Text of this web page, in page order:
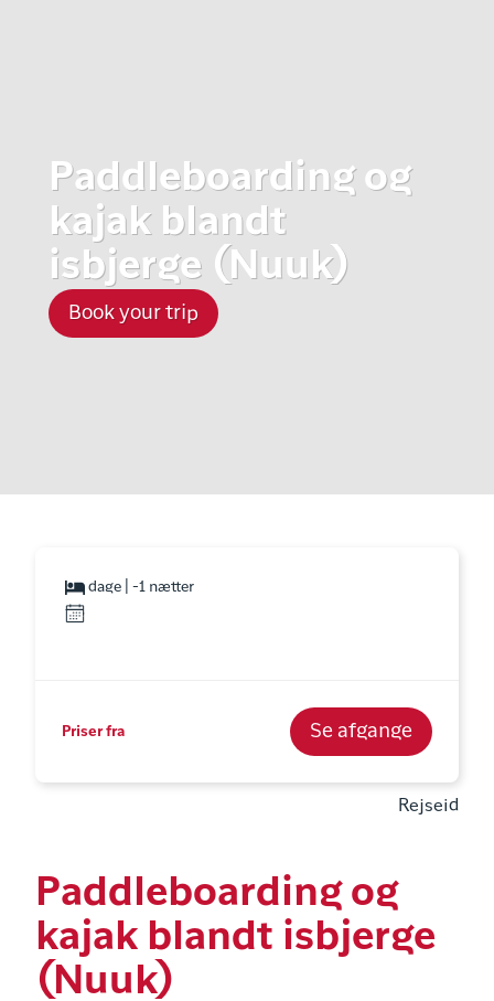
Paddleboarding og
kajak blandt
isbjerge (Nuuk)
Book your trip
dage | -1 nætter
Priser fra Se afgange
Rejseid
Paddleboarding og
kajak blandt isbjerge
(Nuuk)